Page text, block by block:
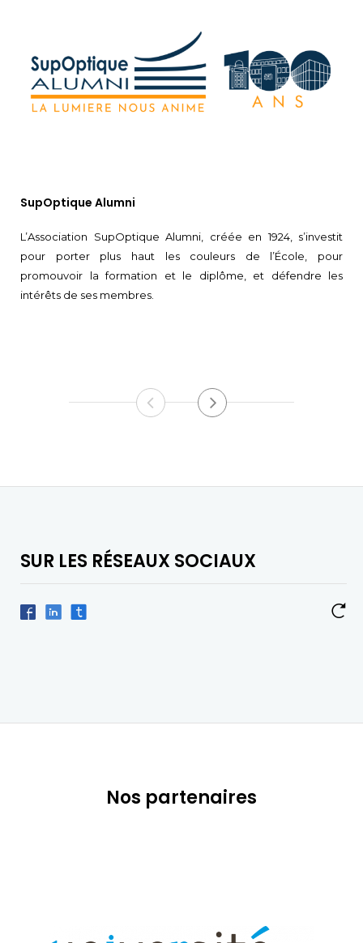
SupOptique Alumni
L’Association SupOptique Alumni, créée en 1924, s’investit
pour porter plus haut les couleurs de l’École, pour
promouvoir la formation et le diplôme, et défendre les
intérêts de ses membres.
SUR LES RÉSEAUX SOCIAUX
Nos partenaires